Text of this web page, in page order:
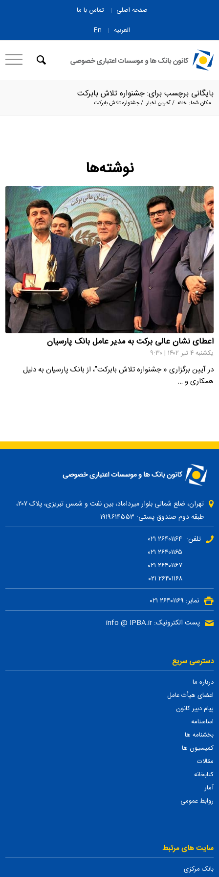
صفحه اصلی
تماس با ما
العربیه
En
بایگانی برچسب برای: جشنواره تلاش بابرکت
مکان شما: خانه /آخرین اخبار /جشنواره تلاش بابرکت
نوشته‌ها
اعطای نشان عالی برکت به مدیر عامل بانک پارسیان
یکشنبه ۴ تیر ۱۴۰۲ | ۹:۳۰
در آیین برگزاری « جشنواره تلاش بابرکت”، از بانک پارسیان به دلیل
همکاری و …
تهران، ضلع شمالی بلوار میرداماد، بین نفت و شمس تبریزی، پلاک ۲۰۷،
طبقه دوم صندوق پستی: ۱۹۱۹۶۱۴۵۵۳
تلفن: ۲۶۴۰۱۱۶۴ ۰۲۱
۲۶۴۰۱۱۶۷ ۰۲۱
۲۶۴۰۱۱۶۸ ۰۲۱
نمابر: ۲۶۴۰۱۱۶۹ ۰۲۱
پست الکترونیک: info @ IPBA.ir
دسترسی سریع
درباره ما
اعضای هیأت عامل
پیام دبیر کانون
اساسنامه
بخشنامه ها
کمیسیون ها
مقالات
کتابخانه
آمار
روابط عمومی
سایت های مرتبط
بانک مرکزی